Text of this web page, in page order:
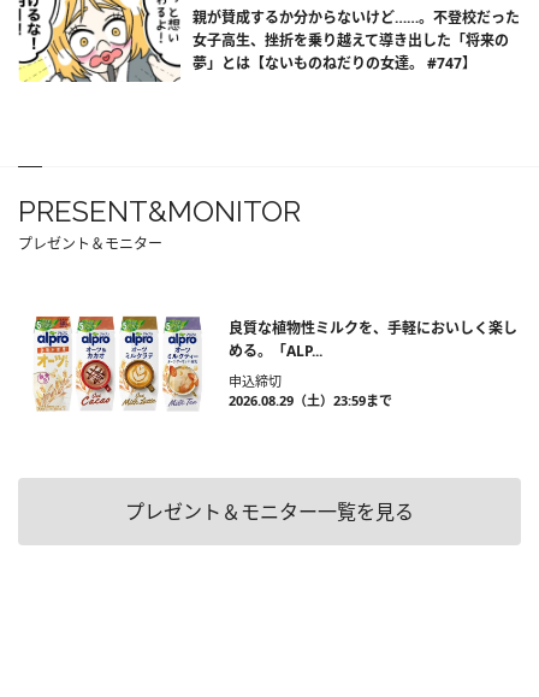
親が賛成するか分からないけど……。不登校だった
女子高生、挫折を乗り越えて導き出した「将来の
夢」とは【ないものねだりの女達。 #747】
PRESENT&MONITOR
プレゼント＆モニター
良質な植物性ミルクを、手軽においしく楽し
める。「ALP...
申込締切
2026.08.29（土）23:59まで
プレゼント＆モニター一覧を見る